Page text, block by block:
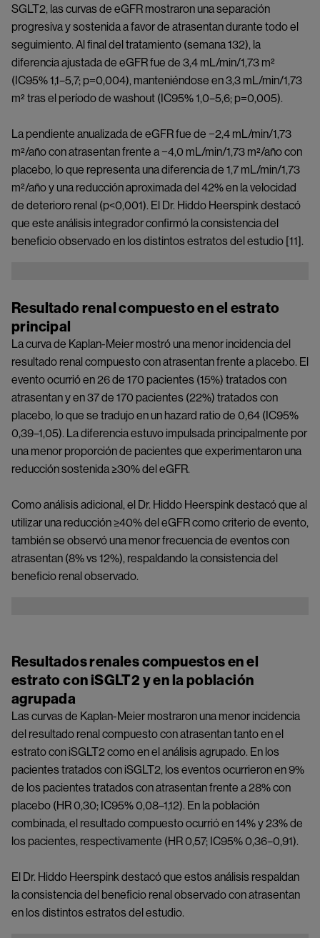
SGLT2, las curvas de eGFR mostraron una separación
progresiva y sostenida a favor de atrasentan durante todo el
seguimiento. Al final del tratamiento (semana 132), la
diferencia ajustada de eGFR fue de 3,4 mL/min/1,73 m²
(IC95% 1,1–5,7; p=0,004), manteniéndose en 3,3 mL/min/1,73
m² tras el período de washout (IC95% 1,0–5,6; p=0,005).
La pendiente anualizada de eGFR fue de −2,4 mL/min/1,73
m²/año con atrasentan frente a −4,0 mL/min/1,73 m²/año con
placebo, lo que representa una diferencia de 1,7 mL/min/1,73
m²/año y una reducción aproximada del 42% en la velocidad
de deterioro renal (p<0,001). El Dr. Hiddo Heerspink destacó
que este análisis integrador confirmó la consistencia del
beneficio observado en los distintos estratos del estudio [11].
Resultado renal compuesto en el estrato
principal
La curva de Kaplan-Meier mostró una menor incidencia del
resultado renal compuesto con atrasentan frente a placebo. El
evento ocurrió en 26 de 170 pacientes (15%) tratados con
atrasentan y en 37 de 170 pacientes (22%) tratados con
placebo, lo que se tradujo en un hazard ratio de 0,64 (IC95%
0,39–1,05). La diferencia estuvo impulsada principalmente por
una menor proporción de pacientes que experimentaron una
reducción sostenida ≥30% del eGFR.
Como análisis adicional, el Dr. Hiddo Heerspink destacó que al
utilizar una reducción ≥40% del eGFR como criterio de evento,
también se observó una menor frecuencia de eventos con
atrasentan (8% vs 12%), respaldando la consistencia del
beneficio renal observado.
Resultados renales compuestos en el
estrato con iSGLT2 y en la población
agrupada
Las curvas de Kaplan-Meier mostraron una menor incidencia
del resultado renal compuesto con atrasentan tanto en el
estrato con iSGLT2 como en el análisis agrupado. En los
pacientes tratados con iSGLT2, los eventos ocurrieron en 9%
de los pacientes tratados con atrasentan frente a 28% con
placebo (HR 0,30; IC95% 0,08–1,12). En la población
combinada, el resultado compuesto ocurrió en 14% y 23% de
los pacientes, respectivamente (HR 0,57; IC95% 0,36–0,91).
El Dr. Hiddo Heerspink destacó que estos análisis respaldan
la consistencia del beneficio renal observado con atrasentan
en los distintos estratos del estudio.